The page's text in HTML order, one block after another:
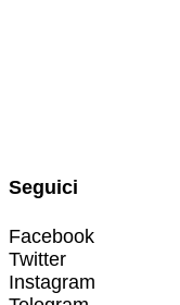
Seguici
Facebook
Twitter
Instagram